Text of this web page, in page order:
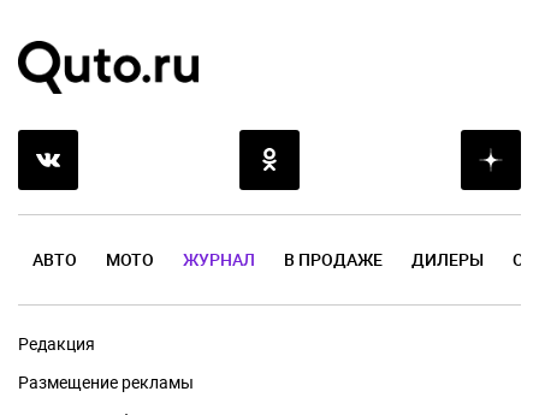
АВТО МОТО ЖУРНАЛ В ПРОДАЖЕ ДИЛЕРЫ
Редакция
Размещение рекламы